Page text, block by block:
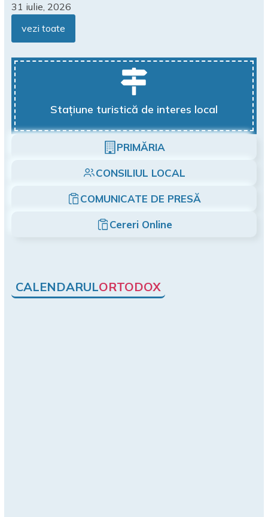
31 iulie, 2026
vezi toate
Stațiune turistică de interes local
PRIMĂRIA
CONSILIUL LOCAL
COMUNICATE DE PRESĂ
Cereri Online
CALENDARULORTODOX